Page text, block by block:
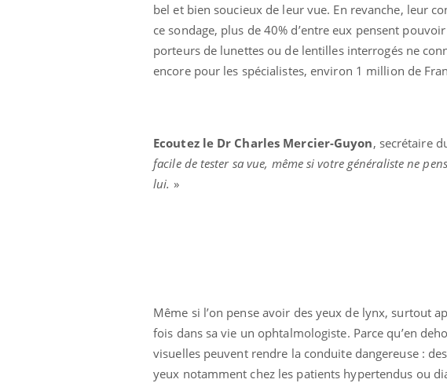
bel et bien soucieux de leur vue. En revanche, leur
ce sondage, plus de 40% d’entre eux pensent
porteurs de lunettes ou de lentilles interrogés ne
encore pour les spécialistes, environ 1 million de
Ecoutez le Dr Charles Mercier-Guyon, secrétaire
facile de tester sa vue, même si votre généraliste ne
lui. »
Même si l’on pense avoir des yeux de lynx, surtout
fois dans sa vie un ophtalmologiste. Parce qu’en
visuelles peuvent rendre la conduite dangereuse :
yeux notamment chez les patients hypertendus ou
Grossesse à risque : ce jus
naturel attire l'attention
des chercheurs